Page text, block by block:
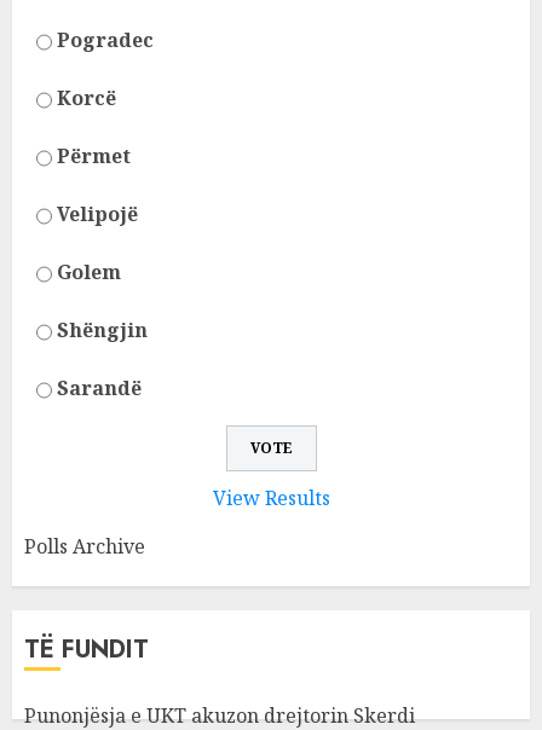
Pogradec
Korcë
Përmet
Velipojë
Golem
Shëngjin
Sarandë
View Results
Polls Archive
TË FUNDIT
Punonjësja e UKT akuzon drejtorin Skerdi